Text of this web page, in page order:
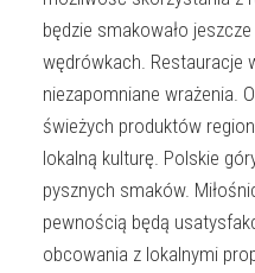
będzie smakowało
wędrówkach. Restauracje
niezapomniane wrażenia.
świeżych produktów
lokalną kulturę. Polskie
pysznych smaków.
pewnością będą
obcowania z lokalnymi